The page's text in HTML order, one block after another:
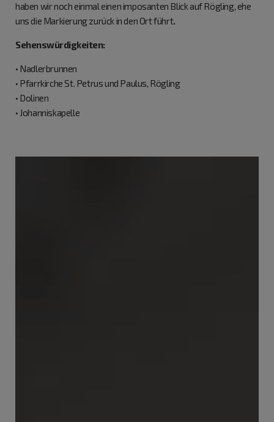
haben wir noch einmal einen imposanten Blick auf Rögling, ehe
uns die Markierung zurück in den Ort führt.
Sehenswürdigkeiten:
• Nadlerbrunnen
• Pfarrkirche St. Petrus und Paulus, Rögling
• Dolinen
• Johanniskapelle